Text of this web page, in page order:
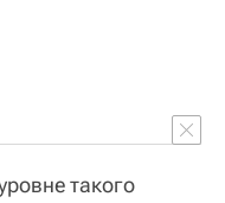
такого